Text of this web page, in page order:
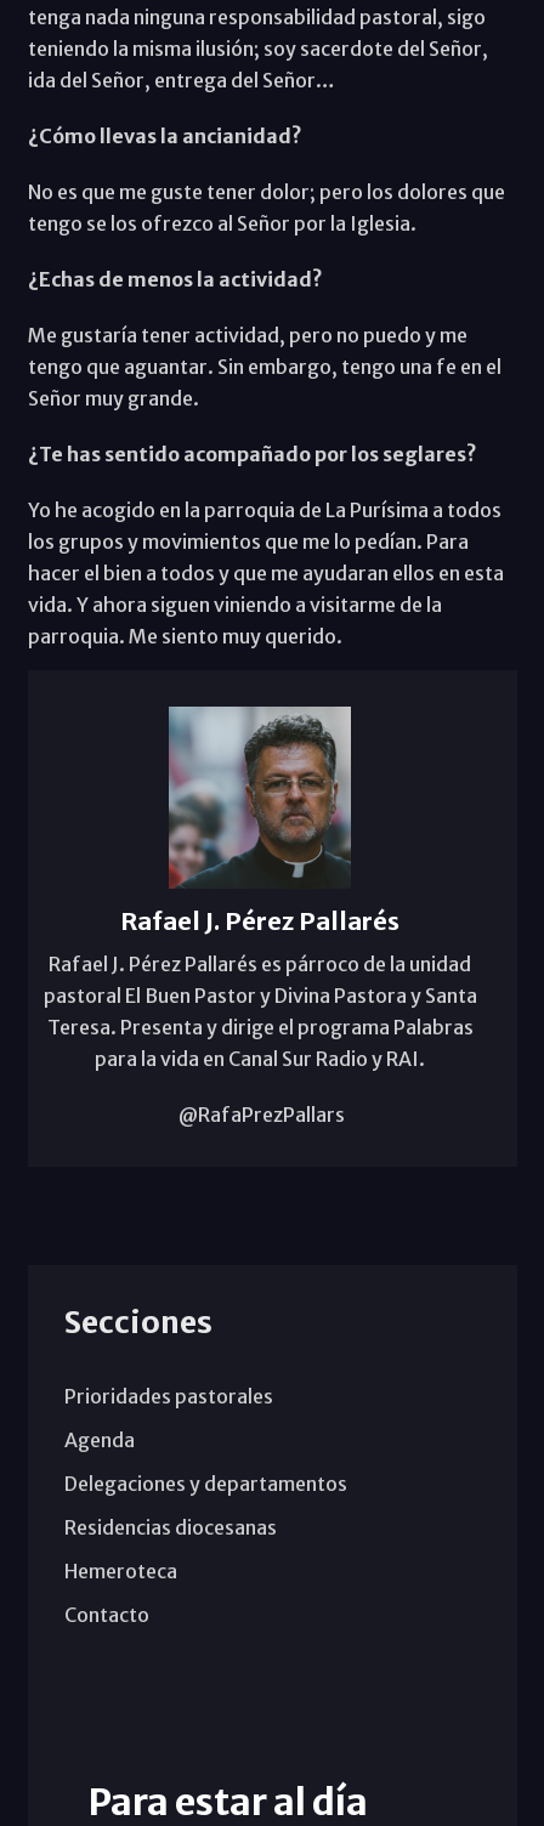
tenga nada ninguna responsabilidad pastoral, sigo
teniendo la misma ilusión; soy sacerdote del Señor,
ida del Señor, entrega del Señor…
¿Cómo llevas la ancianidad?
No es que me guste tener dolor; pero los dolores que
tengo se los ofrezco al Señor por la Iglesia.
¿Echas de menos la actividad?
Me gustaría tener actividad, pero no puedo y me
tengo que aguantar. Sin embargo, tengo una fe en el
Señor muy grande.
¿Te has sentido acompañado por los seglares?
Yo he acogido en la parroquia de La Purísima a todos
los grupos y movimientos que me lo pedían. Para
hacer el bien a todos y que me ayudaran ellos en esta
vida. Y ahora siguen viniendo a visitarme de la
parroquia. Me siento muy querido.
Rafael J. Pérez Pallarés
Rafael J. Pérez Pallarés es párroco de la unidad
pastoral El Buen Pastor y Divina Pastora y Santa
Teresa. Presenta y dirige el programa Palabras
para la vida en Canal Sur Radio y RAI.
@RafaPrezPallars
Secciones
Prioridades pastorales
Agenda
Delegaciones y departamentos
Residencias diocesanas
Hemeroteca
Contacto
Para estar al día